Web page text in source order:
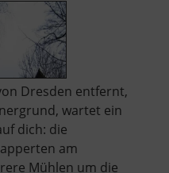
Dresden entfernt,
wartet ein
dich: die
am
Mühlen um die